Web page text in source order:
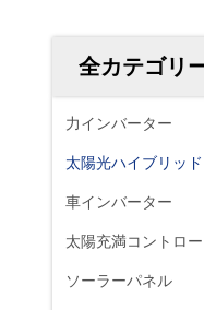
全カテゴリ
力インバーター
太陽光ハイブリッ
車インバーター
太陽充満コントロ
ソーラーパネル